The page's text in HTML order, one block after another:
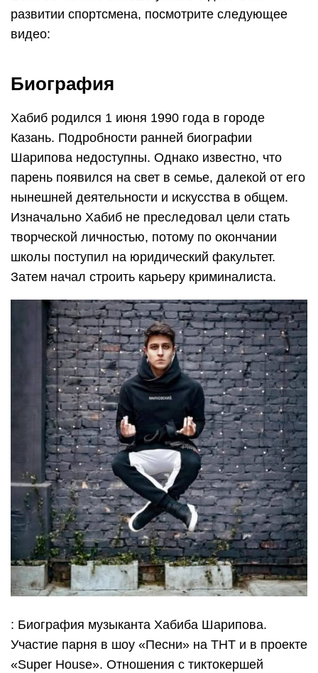
развитии спортсмена, посмотрите следующее
видео:
Биография
Хабиб родился 1 июня 1990 года в городе
Казань. Подробности ранней биографии
Шарипова недоступны. Однако известно, что
парень появился на свет в семье, далекой от его
нынешней деятельности и искусства в общем.
Изначально Хабиб не преследовал цели стать
творческой личностью, потому по окончании
школы поступил на юридический факультет.
Затем начал строить карьеру криминалиста.
: Биография музыканта Хабиба Шарипова.
Участие парня в шоу «Песни» на ТНТ и в проекте
«Super House». Отношения с тиктокершей